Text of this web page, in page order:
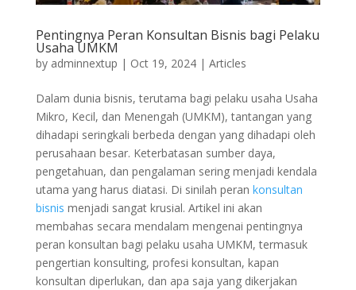
Pentingnya Peran Konsultan Bisnis bagi Pelaku
Usaha UMKM
by adminnextup | Oct 19, 2024| Articles
Dalam dunia bisnis, terutama bagi pelaku usaha Usaha
Mikro, Kecil, dan Menengah (UMKM), tantangan yang
dihadapi seringkali berbeda dengan yang dihadapi oleh
perusahaan besar. Keterbatasan sumber daya,
pengetahuan, dan pengalaman sering menjadi kendala
utama yang harus diatasi. Di sinilah peran konsultan
bisnis menjadi sangat krusial. Artikel ini akan
membahas secara mendalam mengenai pentingnya
peran konsultan bagi pelaku usaha UMKM, termasuk
pengertian konsulting, profesi konsultan, kapan
konsultan diperlukan, dan apa saja yang dikerjakan